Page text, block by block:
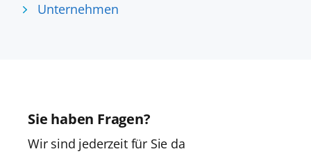
Unternehmen
Sie haben Fragen?
Wir sind jederzeit für Sie da